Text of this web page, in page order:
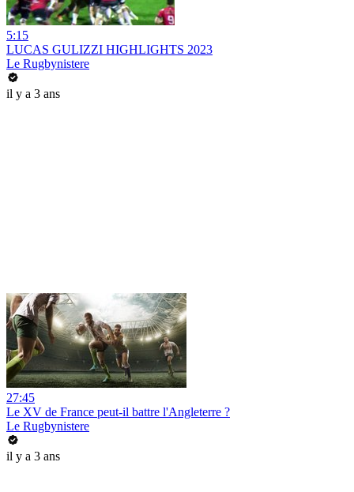
5:15
LUCAS GULIZZI HIGHLIGHTS 2023
Le Rugbynistere
il y a 3 ans
27:45
Le XV de France peut-il battre l'Angleterre ?
Le Rugbynistere
il y a 3 ans